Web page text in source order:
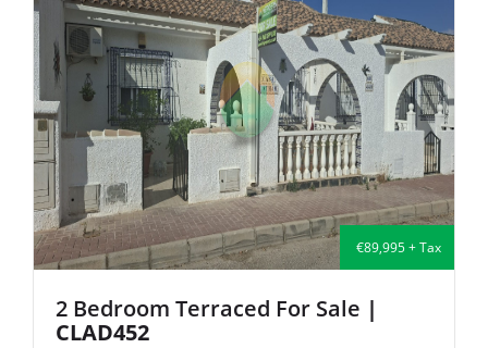
€135,000 + Tax
2 Bedroom Semi-Detached For Sale
| FB140